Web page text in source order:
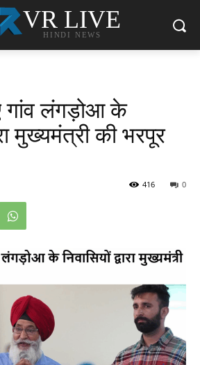
VR LIVE
HINDI NEWS
गांव लंगड़ोआ के
मुख्यमंत्री की भरपूर
0
416